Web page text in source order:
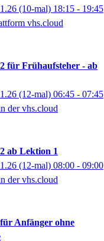
(10-mal) 18:15 - 19:45
vhs.cloud
für Frühaufsteher - ab
(12-mal) 06:45 - 07:45
der vhs.cloud
ab Lektion 1
(12-mal) 08:00 - 09:00
der vhs.cloud
Anfänger ohne